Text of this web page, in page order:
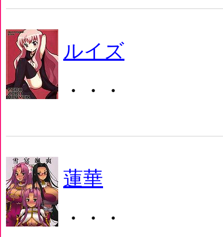
ルイズ
・・・
蓮華
・・・